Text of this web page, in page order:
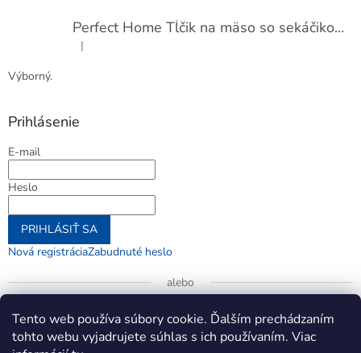
Tento web používa súbory cookie. Ďalším prechádzaním
tohto webu vyjadrujete súhlas s ich používaním. Viac
Perfect Home Tĺčik na mäso so sekáčikom, 56893
Hodnotenie produktu je 5 z 5 hviezdičiek.
|
Výborný.
Prihlásenie
E-mail
Heslo
PRIHLÁSIŤ SA
Nová registráciaZabudnuté heslo
alebo
Prihlásiť sa cez Google